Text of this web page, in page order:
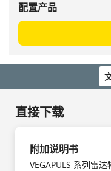
配置产品
直接下载
附加说明书
VEGAPULS 系列雷